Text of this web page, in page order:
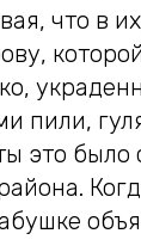
что в
пили,
это было